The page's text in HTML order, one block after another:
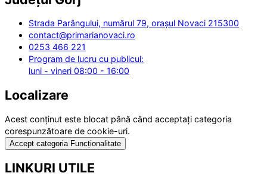
Strada Parângului, numărul 79, orașul Novaci 215300
contact@primarianovaci.ro
0253 466 221
Program de lucru cu publicul:
luni - vineri 08:00 - 16:00
Localizare
Acest conținut este blocat până când acceptați categoria
corespunzătoare de cookie-uri.
Accept categoria Funcționalitate
LINKURI UTILE